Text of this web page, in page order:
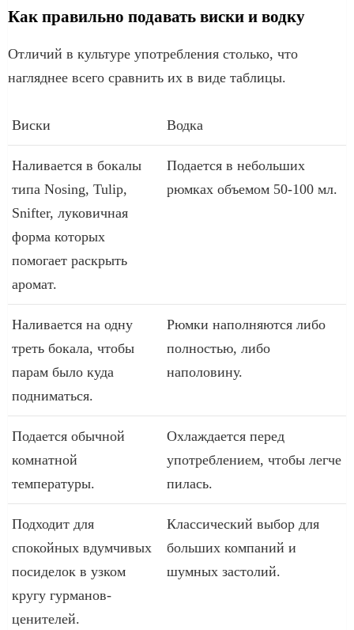
Как правильно подавать виски и водку
Отличий в культуре употребления столько, что
нагляднее всего сравнить их в виде таблицы.
Виски Водка
Наливается в бокалы
типа Nosing, Tulip,
Snifter, луковичная
форма которых
помогает раскрыть
аромат.
Подается в небольших
рюмках объемом 50-100 мл.
Наливается на одну
треть бокала, чтобы
парам было куда
подниматься.
Рюмки наполняются либо
полностью, либо
наполовину.
Подается обычной
комнатной
температуры.
Охлаждается перед
употреблением, чтобы легче
пилась.
Подходит для
спокойных вдумчивых
посиделок в узком
кругу гурманов-
ценителей.
Классический выбор для
больших компаний и
шумных застолий.